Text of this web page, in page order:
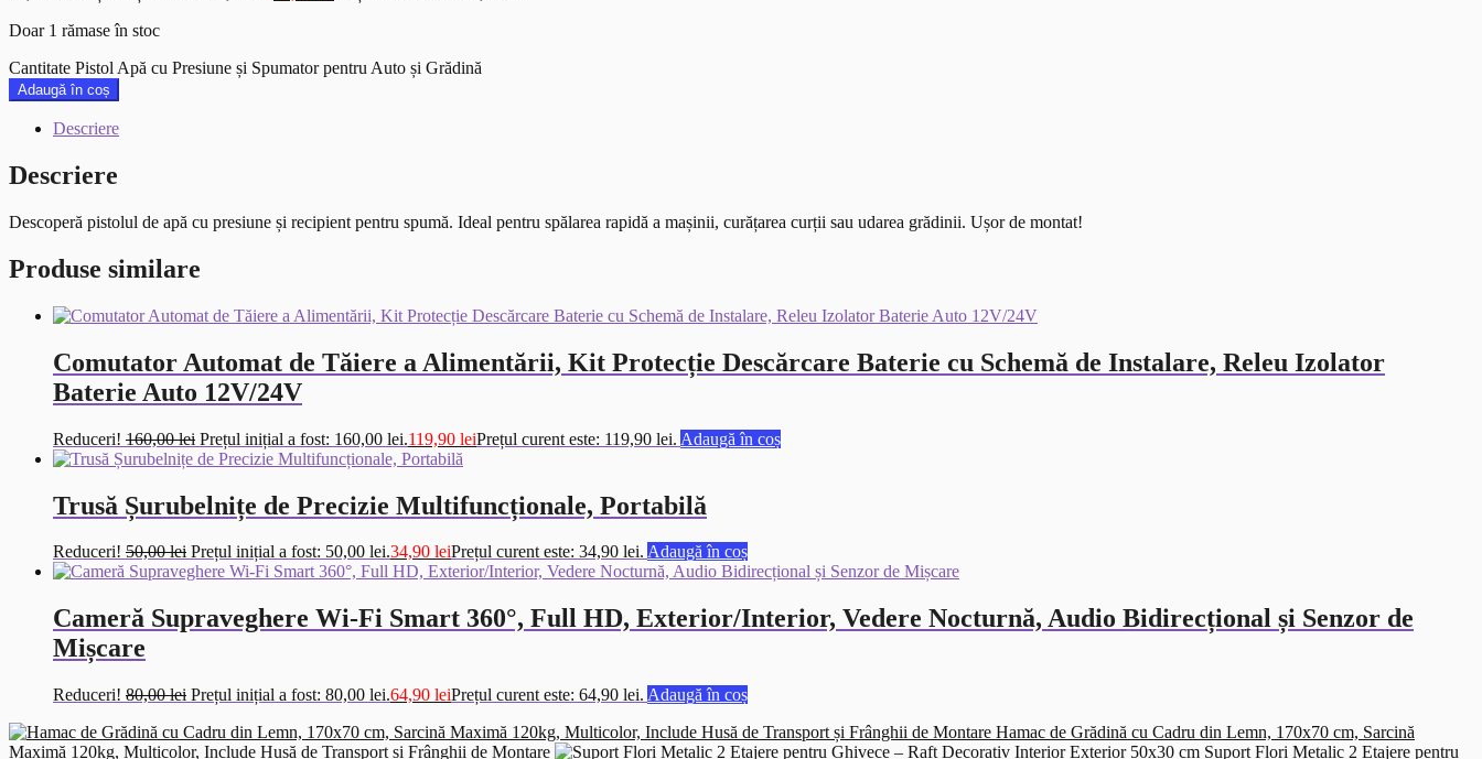
Doar 1 rămase în stoc
Cantitate Pistol Apă cu Presiune și Spumator pentru Auto și Grădină
Adaugă în coș
Descriere
Descriere
Descoperă pistolul de apă cu presiune și recipient pentru spumă. Ideal pentru spălarea rapidă a mașinii, curățarea curții sau udarea grădinii. Ușor de montat!
Produse similare
Comutator Automat de Tăiere a Alimentării, Kit Protecție Descărcare Baterie cu Schemă de Instalare, Releu Izolator
Baterie Auto 12V/24V
Reduceri! 160,00lei Prețul inițial a fost: 160,00 lei.119,90 leiPrețul curent este: 119,90 lei. Adaugă în coș
Trusă Șurubelnițe de Precizie Multifuncționale, Portabilă
Reduceri! 50,00lei Prețul inițial a fost: 50,00 lei.34,90 leiPrețul curent este: 34,90 lei. Adaugă în coș
Cameră Supraveghere Wi-Fi Smart 360°, Full HD, Exterior/Interior, Vedere Nocturnă, Audio Bidirecțional și Senzor de
Mișcare
Reduceri! 80,00lei Prețul inițial a fost: 80,00 lei.64,90 leiPrețul curent este: 64,90 lei. Adaugă în coș
Hamac de Grădină cu Cadru din Lemn, 170x70 cm, Sarcină
Maximă 120kg, Multicolor, Include Husă de Transport și Frânghii de Montare
Suport Flori Metalic 2 Etajere pentru